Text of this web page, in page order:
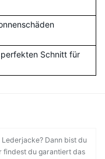
Schnitt für
Dann bist du
findest du garantiert das